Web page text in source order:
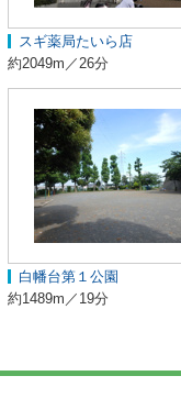
スギ薬局たいら店
約2049m／26分
白幡台第１公園
約1489m／19分